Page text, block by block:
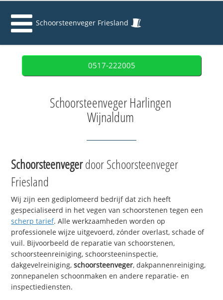
Schoorsteenveger Friesland
0517-222005
Schoorsteenveger Harlingen
Wijnaldum
Schoorsteenvegerdoor Schoorsteenveger
Friesland
Wij zijn een gediplomeerd bedrijf dat zich heeft
gespecialiseerd in het vegen van schoorstenen tegen een
scherp tarief. Alle werkzaamheden worden op
professionele wijze uitgevoerd, zónder overlast, schade of
vuil. Bijvoorbeeld de reparatie van schoorstenen,
schoorsteenreiniging, schoorsteeninspectie,
dakgevelreiniging,schoorsteenveger, dakpannenreiniging,
zonnepanelen schoonmaken en andere reparatie- en
inspectiediensten.